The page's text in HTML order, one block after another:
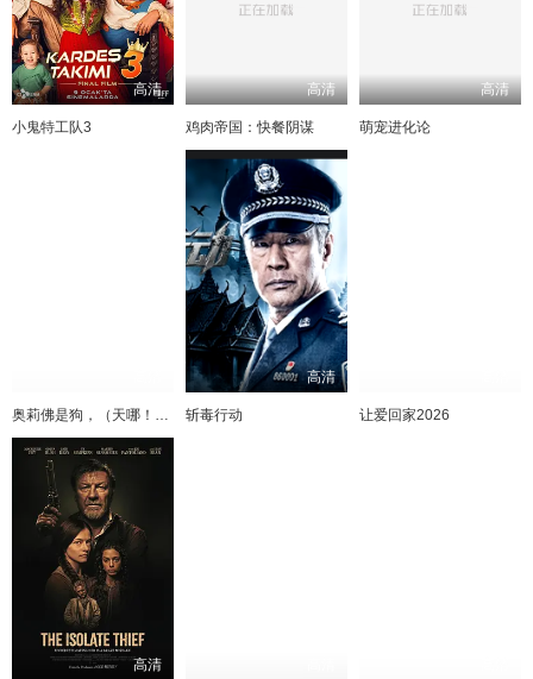
高清
小鬼特工队3
高清
鸡肉帝国：快餐阴谋
高清
萌宠进化论
奥莉佛是狗，（天哪！！）这家伙电影版
高清
斩毒行动 让爱回家2026
高清